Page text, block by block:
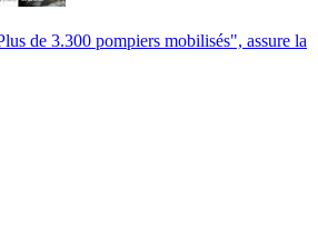
de 3.300 pompiers mobilisés", assure la